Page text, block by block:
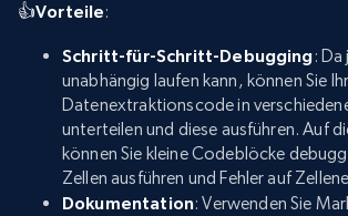
👍Vorteile:
Schritt-für-Schritt-Debugging:
unabhängig laufen kann, können Sie
Datenextraktionscode in
unterteilen und diese ausführen. Auf
können Sie kleine Codeblöcke
Zellen ausführen und Fehler auf
Dokumentation: Verwenden Sie